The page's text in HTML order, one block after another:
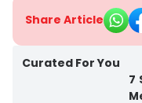
Share Article
Curated For You
7